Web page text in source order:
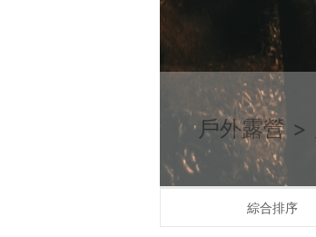
戶外露營 >
綜合排序